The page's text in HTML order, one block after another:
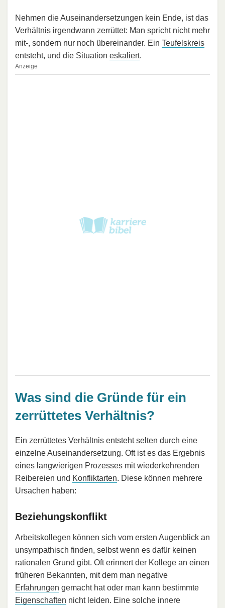
Nehmen die Auseinandersetzungen kein Ende, ist das
Verhältnis irgendwann zerrüttet: Man spricht nicht mehr
mit-, sondern nur noch übereinander. Ein Teufelskreis
entsteht, und die Situation eskaliert.
Anzeige
Was sind die Gründe für ein
zerrüttetes Verhältnis?
Ein zerrüttetes Verhältnis entsteht selten durch eine
einzelne Auseinandersetzung. Oft ist es das Ergebnis
eines langwierigen Prozesses mit wiederkehrenden
Reibereien und Konfliktarten. Diese können mehrere
Ursachen haben:
Beziehungskonflikt
Arbeitskollegen können sich vom ersten Augenblick an
unsympathisch finden, selbst wenn es dafür keinen
rationalen Grund gibt. Oft erinnert der Kollege an einen
früheren Bekannten, mit dem man negative
Erfahrungen gemacht hat oder man kann bestimmte
Eigenschaften nicht leiden. Eine solche innere